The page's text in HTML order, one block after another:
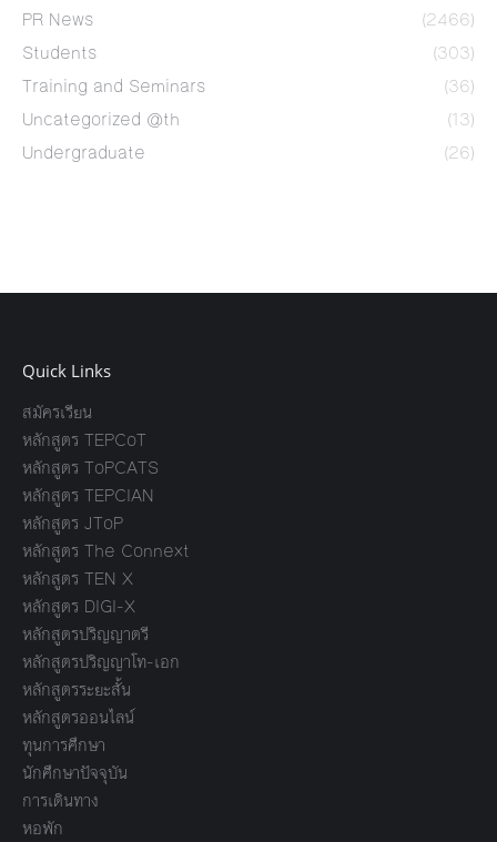
PR News
(2466)
Students
(303)
Training and Seminars
(36)
Uncategorized @th
(13)
Undergraduate
(26)
Quick Links
สมัครเรียน
หลักสูตร TEPCoT
หลักสูตร ToPCATS
หลักสูตร TEPCIAN
หลักสูตร JToP
หลักสูตร The Connext
หลักสูตร TEN X
หลักสูตร DIGI-X
หลักสูตรปริญญาตรี
หลักสูตรปริญญาโท-เอก
หลักสูตรระยะสั้น
หลักสูตรออนไลน์
ทุนการศึกษา
นักศึกษาปัจจุบัน
การเดินทาง
หอพัก